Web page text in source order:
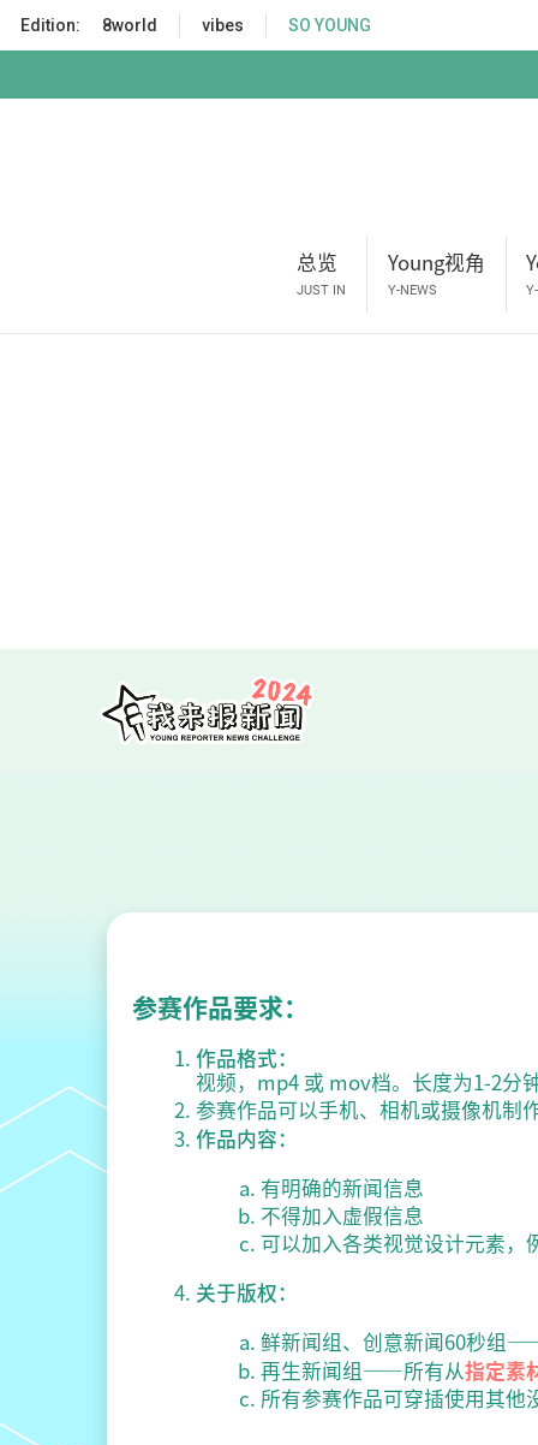
k
p
Edition: 8world vibes SO YOUNG
总览
JUST IN
Young视角
Y-NEWS
参赛作品要求：
作品格式：
视频，mp4 或 mov档。长度为1-2分
参赛作品可以手机、相机或摄像机制
作品内容：
有明确的新闻信息
不得加入虚假信息
可以加入各类视觉设计元素，
关于版权：
鲜新闻组、创意新闻60秒组
再生新闻组——所有从指定素
所有参赛作品可穿插使用其他